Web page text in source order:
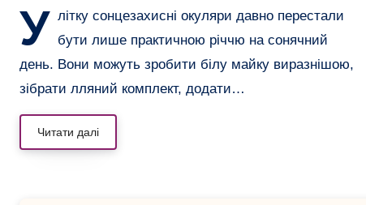
У літку сонцезахисні окуляри давно перестали
бути лише практичною річчю на сонячний
день. Вони можуть зробити білу майку виразнішою,
зібрати лляний комплект, додати…
Читати далі